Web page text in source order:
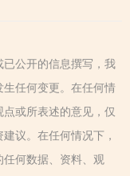
公开的信息撰写，我
任何变更。在任何情
或所表述的意见，仅
议。在任何情况下，
何数据、资料、观